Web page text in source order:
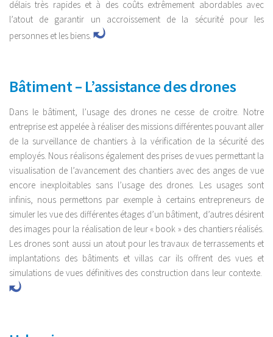
délais très rapides et à des coûts extrêmement abordables avec
l’atout de garantir un accroissement de la sécurité pour les
personnes et les biens.
Bâtiment – L’assistance des drones
Dans le bâtiment, l’usage des drones ne cesse de croitre. Notre
entreprise est appelée à réaliser des missions différentes pouvant aller
de la surveillance de chantiers à la vérification de la sécurité des
employés. Nous réalisons également des prises de vues permettant la
visualisation de l’avancement des chantiers avec des anges de vue
encore inexploitables sans l’usage des drones. Les usages sont
infinis, nous permettons par exemple à certains entrepreneurs de
simuler les vue des différentes étages d’un bâtiment, d’autres désirent
des images pour la réalisation de leur « book » des chantiers réalisés.
Les drones sont aussi un atout pour les travaux de terrassements et
implantations des bâtiments et villas car ils offrent des vues et
simulations de vues définitives des construction dans leur contexte.